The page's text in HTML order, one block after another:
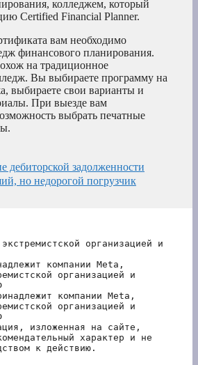
колледжем, который
Certified Financial Planner.
вам необходимо
финансового планирования.
на традиционное
Вы выбираете программу на
выбираете свои варианты и
При выезде вам
выбрать печатные
дебиторской задолженности
но недорогой погрузчик
организацией и
компании Meta,
организацией и
компании Meta,
организацией и
изложенная на сайте,
характер и не
к действию.